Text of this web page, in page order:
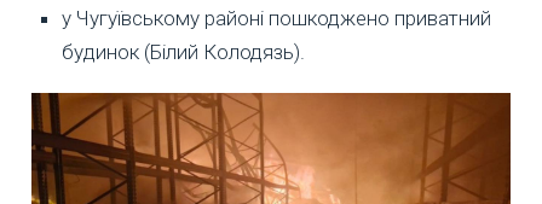
у Чугуївському районі пошкоджено приватний
будинок (Білий Колодязь).